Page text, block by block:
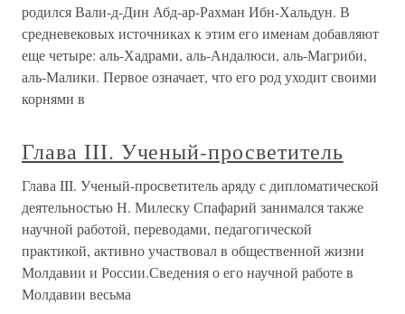
родился Вали-д-Дин Абд-ар-Рахман Ибн-Хальдун. В
средневековых источниках к этим его именам добавляют
еще четыре: аль-Хадрами, аль-Андалюси, аль-Магриби,
аль-Малики. Первое означает, что его род уходит своими
корнями в
Глава III. Ученый-просветитель
Глава III. Ученый-просветитель аряду с дипломатической
деятельностью Н. Милеску Спафарий занимался также
научной работой, переводами, педагогической
практикой, активно участвовал в общественной жизни
Молдавии и России.Сведения о его научной работе в
Молдавии весьма